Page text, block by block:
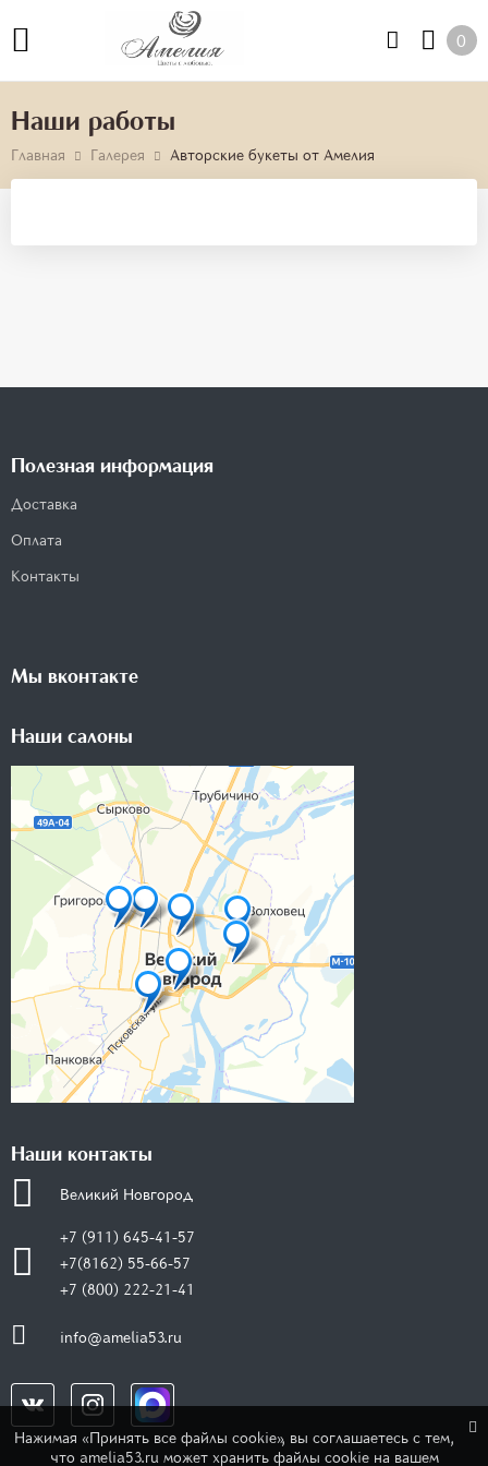
0
Наши работы
Главная Галерея Авторские букеты от Амелия
Полезная информация
Доставка
Оплата
Контакты
Мы вконтакте
Наши салоны
Наши контакты
Великий Новгород
+7 (911) 645-41-57
+7(8162) 55-66-57
+7 (800) 222-21-41
info@amelia53.ru
Нажимая «Принять все файлы cookie», вы соглашаетесь с тем,
что amelia53.ru может хранить файлы cookie на вашем